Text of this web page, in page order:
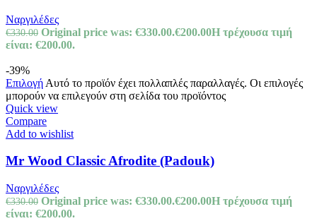
Ναργιλέδες
€330.00 Original price was: €330.00.€200.00Η τρέχουσα τιμή
είναι: €200.00.
-39%
Επιλογή Αυτό το προϊόν έχει πολλαπλές παραλλαγές. Οι επιλογές
μπορούν να επιλεγούν στη σελίδα του προϊόντος
Quick view
Compare
Add to wishlist
Mr Wood Classic Afrodite (Padouk)
Ναργιλέδες
€330.00 Original price was: €330.00.€200.00Η τρέχουσα τιμή
είναι: €200.00.